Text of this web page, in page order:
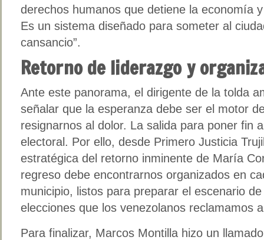
derechos humanos que detiene la economía
Es un sistema diseñado para someter al
cansancio”.
Retorno de liderazgo y
Ante este panorama, el dirigente de la tolda
señalar que la esperanza debe ser el motor
resignarnos al dolor. La salida para poner fin
electoral. Por ello, desde Primero Justicia
estratégica del retorno inminente de María
regreso debe encontrarnos organizados en
municipio, listos para preparar el escenario
elecciones que los venezolanos reclamamos
Para finalizar, Marcos Montilla hizo un